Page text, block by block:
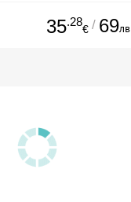
35.28
€ / 69лв.